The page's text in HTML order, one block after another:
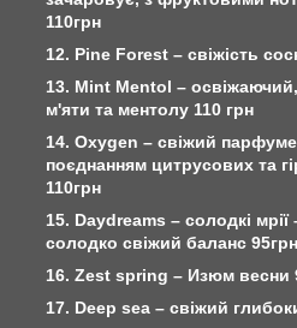
110грн
12. Pine Forest – свіжість
13. Mint Mentol –
м'яти та ментолу 110 грн
14. Oxygen – свіжий
поєднанням цитрусових та
110грн
15. Daydreams – солодкі
солодко свіжий баланс 95грн
16. Zest spring – Изюм весни
17. Deep sea – свіжий